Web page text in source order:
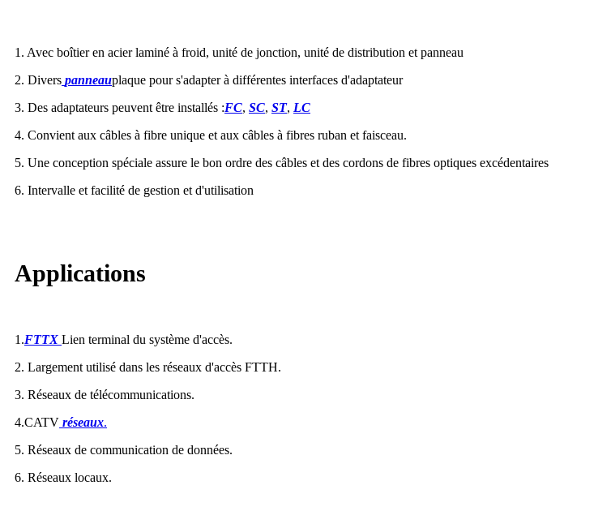
1. Avec boîtier en acier laminé à froid, unité de jonction, unité de distribution et panneau
2. Divers panneauplaque pour s'adapter à différentes interfaces d'adaptateur
3. Des adaptateurs peuvent être installés :FC, SC, ST, LC
4. Convient aux câbles à fibre unique et aux câbles à fibres ruban et faisceau.
5. Une conception spéciale assure le bon ordre des câbles et des cordons de fibres optiques excédentaires
6. Intervalle et facilité de gestion et d'utilisation
Applications
1.FTTX Lien terminal du système d'accès.
2. Largement utilisé dans les réseaux d'accès FTTH.
3. Réseaux de télécommunications.
4.CATV réseaux.
5. Réseaux de communication de données.
6. Réseaux locaux.